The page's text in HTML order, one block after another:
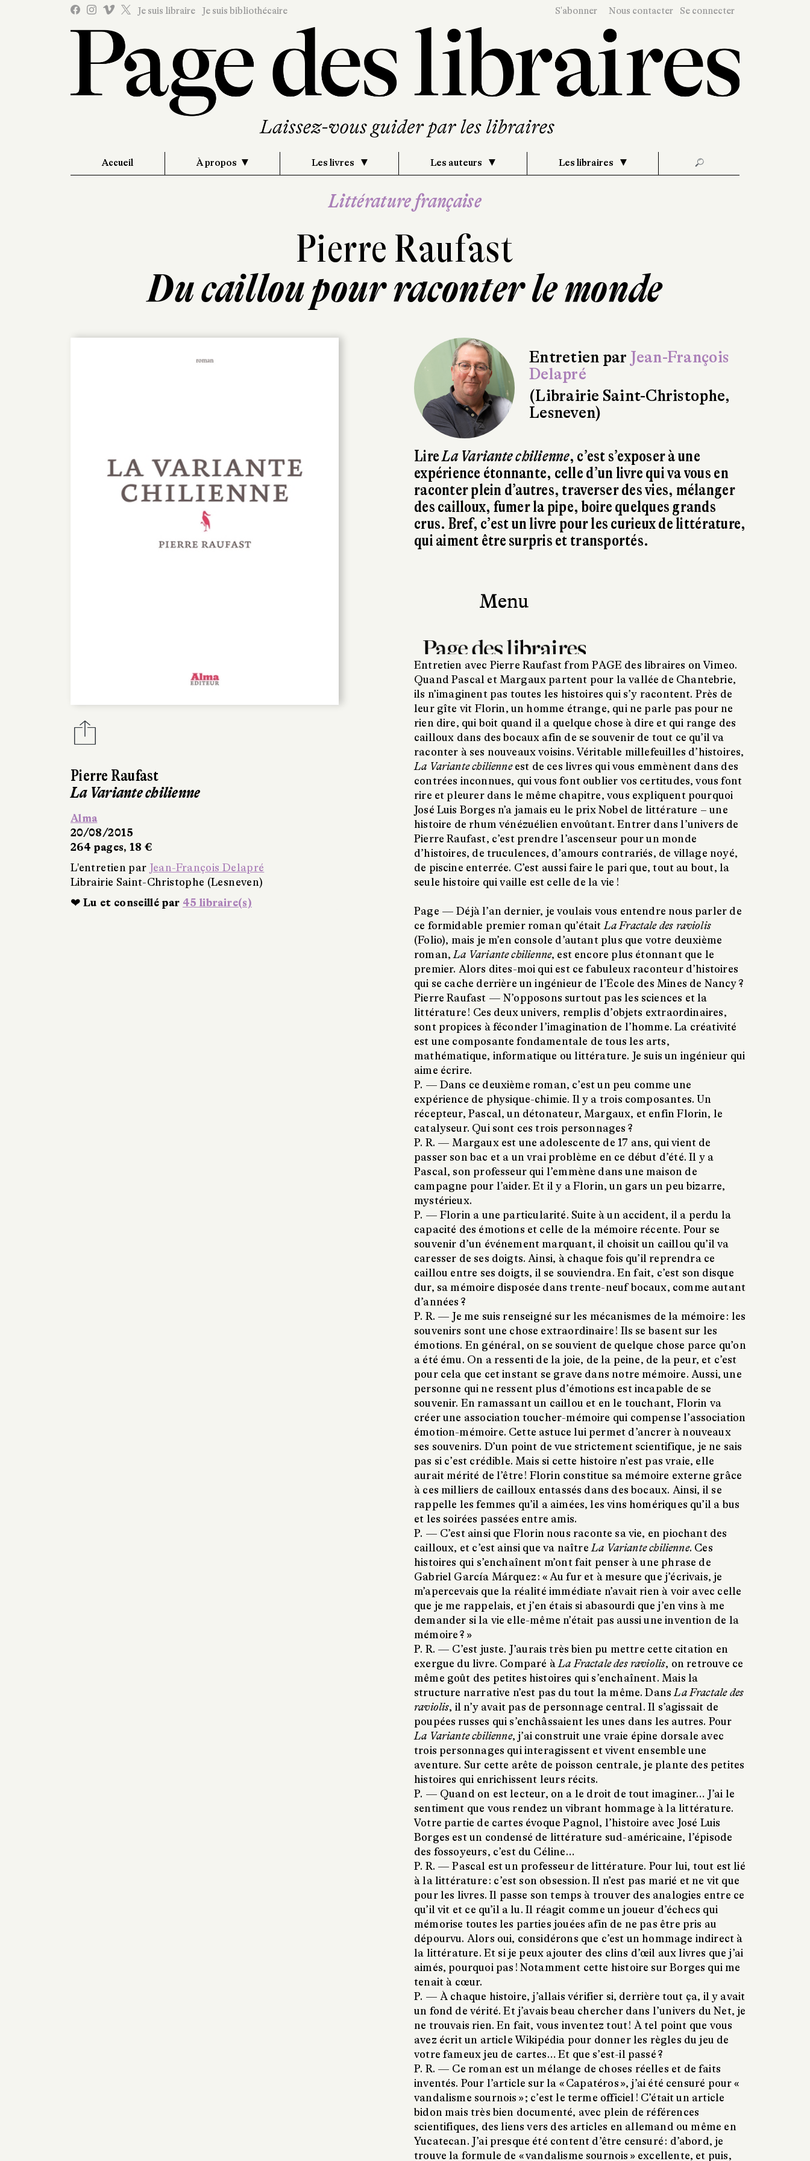
Je suis libraire Je suis bibliothécaire S'abonner Nous contacter Se connecter
Accueil À propos Les livres Les auteurs Les libraires 🔎
Littérature française
Pierre Raufast
Du caillou pour raconter le monde
Pierre Raufast
La Variante chilienne
Alma
20/08/2015
264 pages, 18 €
L'entretien par Jean-François Delapré
Librairie Saint-Christophe (Lesneven)
❤ Lu et conseillé par 45 libraire(s)
Entretien par Jean-François
Delapré
(Librairie Saint-Christophe,
Lesneven)
LireLa Variante chilienne, c’est s’exposer à une
expérience étonnante, celle d’un livre qui va vous en
raconter plein d’autres, traverser des vies, mélanger
des cailloux, fumer la pipe, boire quelques grands
crus. Bref, c’est un livre pour les curieux de littérature,
qui aiment être surpris et transportés.
Entretien avec Pierre Raufast fromPAGE des libraires onVimeo.
Quand Pascal et Margaux partent pour la vallée de Chantebrie,
ils n’imaginent pas toutes les histoires qui s’y racontent. Près de
leur gîte vit Florin, un homme étrange, qui ne parle pas pour ne
rien dire, qui boit quand il a quelque chose à dire et qui range des
cailloux dans des bocaux afin de se souvenir de tout ce qu’il va
raconter à ses nouveaux voisins. Véritable millefeuilles d’histoires,
La Variante chilienneest de ces livres qui vous emmènent dans des
contrées inconnues, qui vous font oublier vos certitudes, vous font
rire et pleurer dans le même chapitre, vous expliquent pourquoi
José Luis Borges n’a jamais eu le prix Nobel de littérature – une
histoire de rhum vénézuélien envoûtant. Entrer dans l’univers de
Pierre Raufast, c’est prendre l’ascenseur pour un monde
d’histoires, de truculences, d’amours contrariés, de village noyé,
de piscine enterrée. C’est aussi faire le pari que, tout au bout, la
seule histoire qui vaille est celle de la vie !
Page — Déjà l’an dernier, je voulais vous entendre nous parler de
ce formidable premier roman qu’était La Fractale des raviolis
(Folio), mais je m’en console d’autant plus que votre deuxième
roman, La Variante chilienne, est encore plus étonnant que le
premier. Alors dites-moi qui est ce fabuleux raconteur d’histoires
qui se cache derrière un ingénieur de l’École des Mines de Nancy ?
Pierre Raufast — N’opposons surtout pas les sciences et la
littérature ! Ces deux univers, remplis d’objets extraordinaires,
sont propices à féconder l’imagination de l’homme. La créativité
est une composante fondamentale de tous les arts,
mathématique, informatique ou littérature. Je suis un ingénieur qui
aime écrire.
P. — Dans ce deuxième roman, c’est un peu comme une
expérience de physique-chimie. Il y a trois composantes. Un
récepteur, Pascal, un détonateur, Margaux, et enfin Florin, le
catalyseur. Qui sont ces trois personnages ?
P. R. — Margaux est une adolescente de 17 ans, qui vient de
passer son bac et a un vrai problème en ce début d’été. Il y a
Pascal, son professeur qui l’emmène dans une maison de
campagne pour l’aider. Et il y a Florin, un gars un peu bizarre,
mystérieux.
P. — Florin a une particularité. Suite à un accident, il a perdu la
capacité des émotions et celle de la mémoire récente. Pour se
souvenir d’un événement marquant, il choisit un caillou qu’il va
caresser de ses doigts. Ainsi, à chaque fois qu’il reprendra ce
caillou entre ses doigts, il se souviendra. En fait, c’est son disque
dur, sa mémoire disposée dans trente-neuf bocaux, comme autant
d’années ?
P. R. — Je me suis renseigné sur les mécanismes de la mémoire : les
souvenirs sont une chose extraordinaire ! Ils se basent sur les
émotions. En général, on se souvient de quelque chose parce qu’on
a été ému. On a ressenti de la joie, de la peine, de la peur, et c’est
pour cela que cet instant se grave dans notre mémoire. Aussi, une
personne qui ne ressent plus d’émotions est incapable de se
souvenir. En ramassant un caillou et en le touchant, Florin va
créer une association toucher-mémoire qui compense l’association
émotion-mémoire. Cette astuce lui permet d’ancrer à nouveaux
ses souvenirs. D’un point de vue strictement scientifique, je ne sais
pas si c’est crédible. Mais si cette histoire n’est pas vraie, elle
aurait mérité de l’être ! Florin constitue sa mémoire externe grâce
à ces milliers de cailloux entassés dans des bocaux. Ainsi, il se
rappelle les femmes qu’il a aimées, les vins homériques qu’il a bus
et les soirées passées entre amis.
P. — C’est ainsi que Florin nous raconte sa vie, en piochant des
cailloux, et c’est ainsi que va naître La Variante chilienne. Ces
histoires qui s’enchaînent m’ont fait penser à une phrase de
Gabriel García Márquez : « Au fur et à mesure que j’écrivais, je
m’apercevais que la réalité immédiate n’avait rien à voir avec celle
que je me rappelais, et j’en étais si abasourdi que j’en vins à me
demander si la vie elle-même n’était pas aussi une invention de la
mémoire ? »
P. R. — C’est juste. J’aurais très bien pu mettre cette citation en
exergue du livre. Comparé à La Fractale des raviolis, on retrouve ce
même goût des petites histoires qui s’enchaînent. Mais la
structure narrative n’est pas du tout la même. Dans La Fractale des
raviolis, il n’y avait pas de personnage central. Il s’agissait de
poupées russes qui s’enchâssaient les unes dans les autres. Pour
La Variante chilienne, j’ai construit une vraie épine dorsale avec
trois personnages qui interagissent et vivent ensemble une
aventure. Sur cette arête de poisson centrale, je plante des petites
histoires qui enrichissent leurs récits.
P. — Quand on est lecteur, on a le droit de tout imaginer… J’ai le
sentiment que vous rendez un vibrant hommage à la littérature.
Votre partie de cartes évoque Pagnol, l’histoire avec José Luis
Borges est un condensé de littérature sud-américaine, l’épisode
des fossoyeurs, c’est du Céline…
P. R. — Pascal est un professeur de littérature. Pour lui, tout est lié
à la littérature : c’est son obsession. Il n’est pas marié et ne vit que
pour les livres. Il passe son temps à trouver des analogies entre ce
qu’il vit et ce qu’il a lu. Il réagit comme un joueur d’échecs qui
mémorise toutes les parties jouées afin de ne pas être pris au
dépourvu. Alors oui, considérons que c’est un hommage indirect à
la littérature. Et si je peux ajouter des clins d’œil aux livres que j’ai
aimés, pourquoi pas ! Notamment cette histoire sur Borges qui me
tenait à cœur.
P. — À chaque histoire, j’allais vérifier si, derrière tout ça, il y avait
un fond de vérité. Et j’avais beau chercher dans l’univers du Net, je
ne trouvais rien. En fait, vous inventez tout ! À tel point que vous
avez écrit un article Wikipédia pour donner les règles du jeu de
votre fameux jeu de cartes… Et que s’est-il passé ?
P. R. — Ce roman est un mélange de choses réelles et de faits
inventés. Pour l’article sur la « Capatéros », j’ai été censuré pour «
vandalisme sournois » ; c’est le terme officiel ! C’était un article
bidon mais très bien documenté, avec plein de références
scientifiques, des liens vers des articles en allemand ou même en
Yucatecan. J’ai presque été content d’être censuré : d’abord, je
trouve la formule de « vandalisme sournois » excellente, et puis,